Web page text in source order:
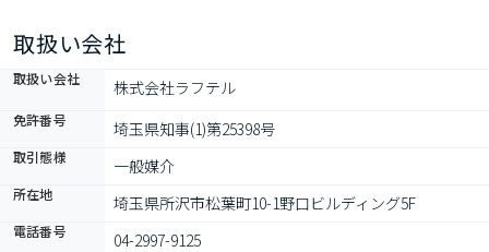
談下さい♪
取扱い会社
取扱い会社 株式会社ラフテル
免許番号 埼玉県知事(1)第25398号
取引態様 一般媒介
所在地 埼玉県所沢市松葉町10-1野口ビルディング5F
電話番号 04-2997-9125